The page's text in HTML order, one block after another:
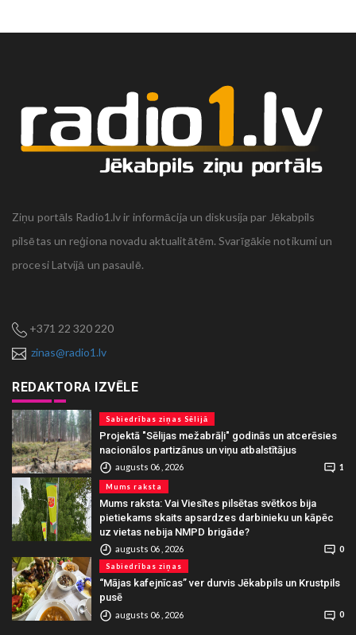
Ziņu portāls Radio1.lv ir informācija un diskusija par Jēkabpils
pilsētas un reģiona novadu aktualitātēm. Svarīgākie notikumi un
procesi Latvijā un pasaulē.
+371 22 320 220
zinas@radio1.lv
REDAKTORA IZVĒLE
Sabiedrības ziņas Sēlijā
Projektā "Sēlijas mežabrāļi" godinās un atcerēsies
nacionālos partizānus un viņu atbalstītājus
augusts 06 , 2026 1
Mums raksta
Mums raksta: Vai Viesītes pilsētas svētkos bija
pietiekams skaits apsardzes darbinieku un kāpēc
uz vietas nebija NMPD brigāde?
augusts 06 , 2026 0
Sabiedrības ziņas
“Mājas kafejnīcas” ver durvis Jēkabpils un Krustpils
pusē
augusts 06 , 2026 0